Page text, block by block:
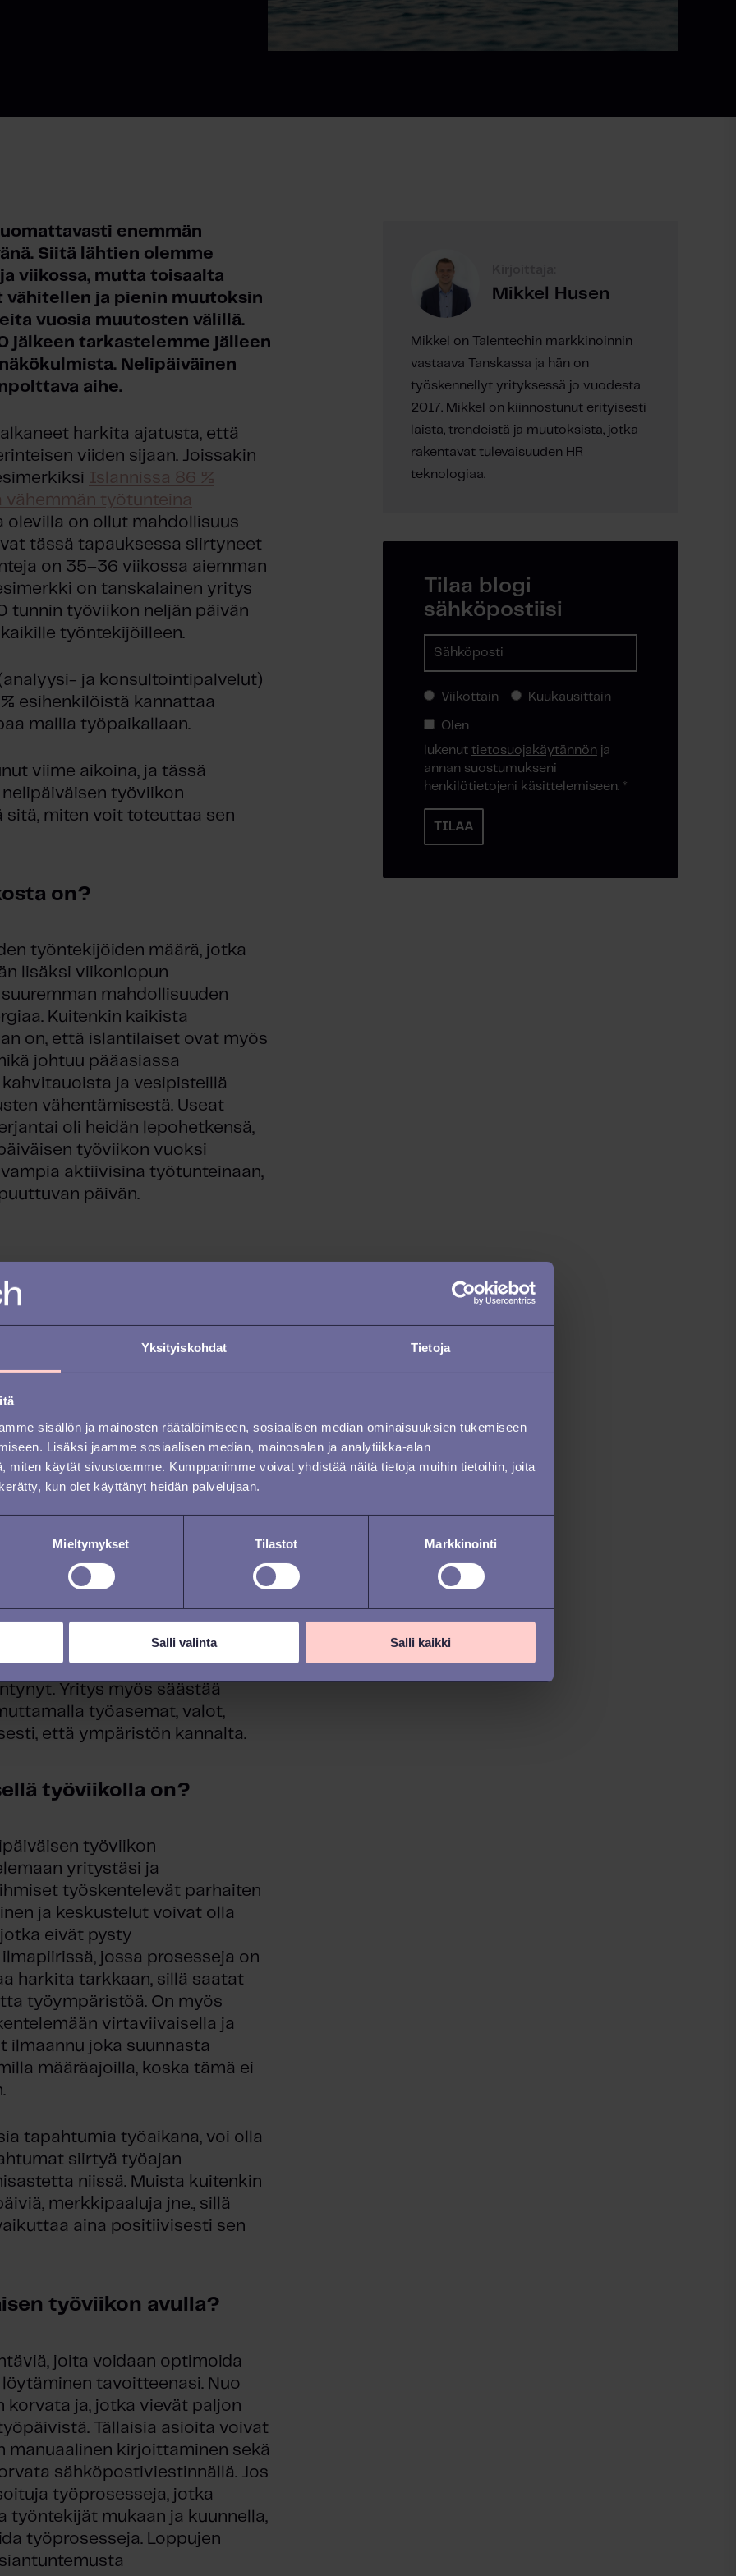
Yksityiskohdat Tietoja
sisällön ja mainosten räätälöimiseen, sosiaalisen median ominaisuuksien tukemiseen
Lisäksi jaamme sosiaalisen median, mainosalan ja analytiikka-alan
miten käytät sivustoamme. Kumppanimme voivat yhdistää näitä tietoja muihin tietoihin, joita
kun olet käyttänyt heidän palvelujaan.
Mieltymykset Tilastot Markkinointi
Salli valinta Salli kaikki
enemmän
Siitä lähtien olemme
viikossa, mutta toisaalta
ja pienin muutoksin
vuosia muutosten välillä.
jälkeen tarkastelemme jälleen
Nelipäiväinen
aihe.
harkita ajatusta, että
viiden sijaan. Joissakin
Islannissa 86 %
työtunteina
olevilla on ollut mahdollisuus
tässä tapauksessa siirtyneet
on 35–36 viikossa aiemman
on tanskalainen yritys
työviikon neljän päivän
työntekijöilleen.
ja konsultointipalvelut)
esihenkilöistä kannattaa
mallia työpaikallaan.
viime aikoina, ja tässä
työviikon
sitä, miten voit toteuttaa sen
on?
työntekijöiden määrä, jotka
lisäksi viikonlopun
mahdollisuuden
Kuitenkin kaikista
on, että islantilaiset ovat myös
johtuu pääasiassa
ja vesipisteillä
vähentämisestä. Useat
oli heidän lepohetkensä,
työviikon vuoksi
aktiivisina työtunteinaan,
päivän.
parannuksia stressin suhteen
ja he ovat havainneet
terveyteen ja energiatasoihin
enemmän aikaa
on myös parantanut heidän
viitata siihen, että yritykset
työskentelevät
kuitenkin osoittaa, että
määrä laski. Tässä
määrä on vähentynyt
on parantunut.
liittyviä ympäristövaikutuksia,
työmatkoihin, mikä
Toki on
työntekijät paljon
näkökulmasta työhön
Yritys myös säästää
työasemat, valot,
että ympäristön kannalta.
työviikolla on?
työviikon
yritystäsi ja
työskentelevät parhaiten
ja keskustelut voivat olla
eivät pysty
jossa prosesseja on
harkita tarkkaan, sillä saatat
työympäristöä. On myös
virtaviivaisella ja
ilmaannu joka suunnasta
määräajoilla, koska tämä ei
tapahtumia työaikana, voi olla
siirtyä työajan
niissä. Muista kuitenkin
merkkipaaluja jne., sillä
aina positiivisesti sen
työviikon avulla?
joita voidaan optimoida
tavoitteenasi. Nuo
korvata ja, jotka vievät paljon
Tällaisia asioita voivat
manuaalinen kirjoittaminen sekä
sähköpostiviestinnällä. Jos
työprosesseja, jotka
työntekijät mukaan ja kuunnella,
työprosesseja. Loppujen
Mikkel Husen
Mikkel on Talentechin markkinoinnin
vastaava Tanskassa ja hän on
työskennellyt yrityksessä jo vuodesta
2017. Mikkel on kiinnostunut erityisesti
laista, trendeistä ja muutoksista, jotka
rakentavat tulevaisuuden HR-
teknologiaa.
Tilaa blogi
sähköpostiisi
Viikottain Kuukausittain
Olen
lukenut tietosuojakäytännön ja
annan suostumukseni
henkilötietojeni käsittelemiseen. *